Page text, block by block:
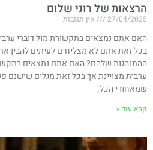
הרצאות של רוני שלום
27/04/2025 אין תגובות
האם אתם נמצאים בתקשורת מול דוברי
בכל זאת אתם לא מצליחים לעיתים להבין
ההתנהגות שלהם? האם אתם נמצאים
ערבית מצויינת אך בכל זאת מגלים שישנם
שמאחורי הכל.
קרא עוד »